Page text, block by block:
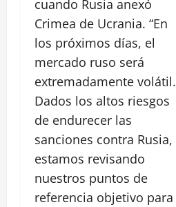
cuando Rusia anexó
Crimea de Ucrania. “En
los próximos días, el
mercado ruso será
extremadamente volátil.
Dados los altos riesgos
de endurecer las
sanciones contra Rusia,
estamos revisando
nuestros puntos de
referencia objetivo para